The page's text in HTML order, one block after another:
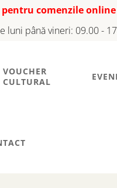
comenzile
luni până vineri: 09.00 -
VOUCHER
CULTURAL